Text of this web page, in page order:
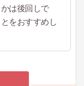
は後回しで
をおすすめし